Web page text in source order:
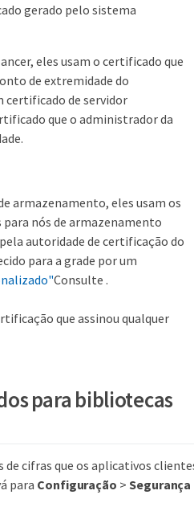
gerado pelo sistema
eles usam o certificado que
de extremidade do
certificado de servidor
que o administrador da
armazenamento, eles usam os
nós de armazenamento
autoridade de certificação do
para a grade por um
Consulte .
que assinou qualquer
para bibliotecas
cifras que os aplicativos
para Configuração >Segurança